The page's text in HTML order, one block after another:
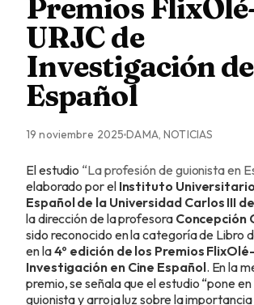
Premios
URJC de
Investigación
Español
19 noviembre 2025DAMA, NOTICIAS
El estudio “La profesión de guionista en
elaborado por elInstituto Universitario
Español de la Universidad Carlos III
la dirección de la profesora Concepción
sido reconocido en la categoría de Libro
en la4º edición de los Premios
Investigación en Cine Español. En la
premio, se señala que el estudio “pone
guionista y arroja luz sobre la